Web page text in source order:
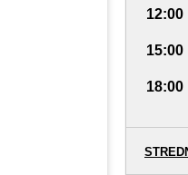
12:00
15:00
18:00